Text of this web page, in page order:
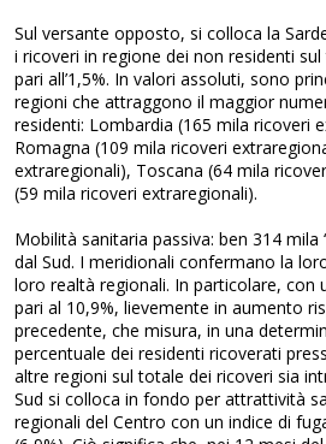
Sul versante opposto, si colloca la
i ricoveri in regione dei non residenti
pari all’1,5%. In valori assoluti, sono
regioni che attraggono il maggior
residenti: Lombardia (165 mila ricoveri
Romagna (109 mila ricoveri
extraregionali), Toscana (64 mila
(59 mila ricoveri extraregionali).
Mobilità sanitaria passiva: ben 314 mila
dal Sud. I meridionali confermano la
loro realtà regionali. In particolare, con
pari al 10,9%, lievemente in aumento
precedente, che misura, in una
percentuale dei residenti ricoverati
altre regioni sul totale dei ricoveri sia
Sud si colloca in fondo per attrattività
regionali del Centro con un indice di